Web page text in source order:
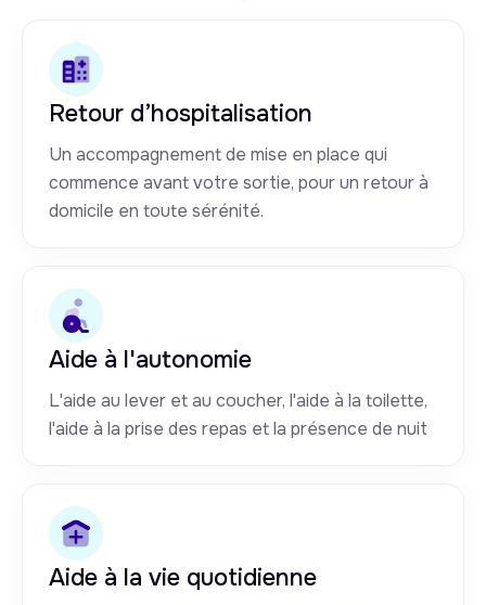
Retour d’hospitalisation
Un accompagnement de mise en place qui
commence avant votre sortie, pour un retour à
domicile en toute sérénité.
Aide à l'autonomie
L'aide au lever et au coucher, l'aide à la toilette,
l'aide à la prise des repas et la présence de nuit
Aide à la vie quotidienne